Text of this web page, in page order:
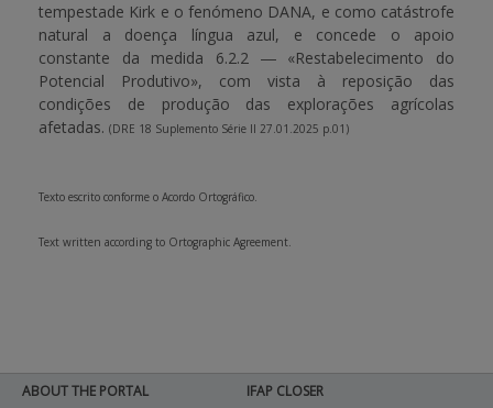
tempestade Kirk e o fenómeno DANA, e como catástrofe
natural a doença língua azul, e concede o apoio
constante da medida 6.2.2 ― «Restabelecimento do
Potencial Produtivo», com vista à reposição das
condições de produção das explorações agrícolas
afetadas. (DRE 18 Suplemento Série II 27.01.2025 p.01)
Texto escrito conforme o Acordo Ortográfico.
Text written according to Ortographic Agreement.
ABOUT THE PORTAL
IFAP CLOSER